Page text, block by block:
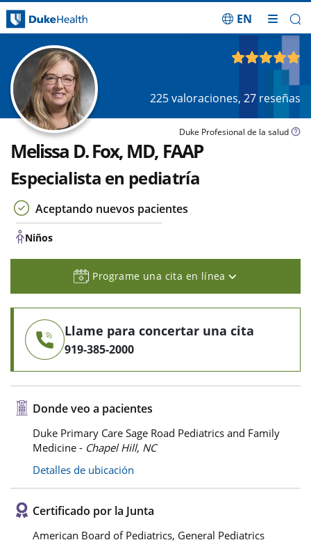
EN
225valoraciones, 27 reseñas
Duke Profesional de la salud
Melissa D. Fox, MD, FAAP
Especialista en pediatría
Aceptando nuevos pacientes
Niños
Programe una cita en línea
Llame para concertar una cita
919-385-2000
Donde veo a pacientes
Duke Primary Care Sage Road Pediatrics and Family
Medicine - Chapel Hill, NC
Detalles de ubicación
Certificado por la Junta
American Board of Pediatrics, General Pediatrics